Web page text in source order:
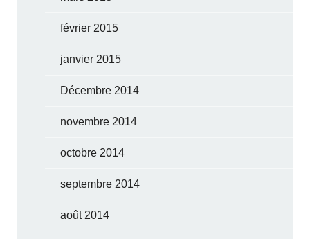
février 2015
janvier 2015
Décembre 2014
novembre 2014
octobre 2014
septembre 2014
août 2014